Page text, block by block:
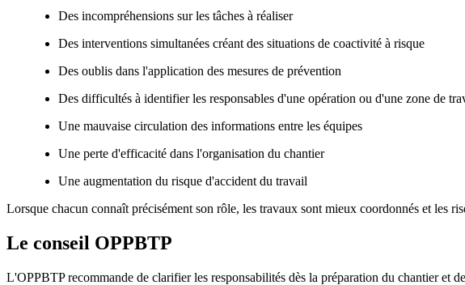
Des incompréhensions sur les tâches à réaliser
Des interventions simultanées créant des situations de coactivité à risque
Des oublis dans l'application des mesures de prévention
Des difficultés à identifier les responsables d'une opération ou d'une zone de
Une mauvaise circulation des informations entre les équipes
Une perte d'efficacité dans l'organisation du chantier
Une augmentation du risque d'accident du travail
Lorsque chacun connaît précisément son rôle, les travaux sont mieux coordonnés et les
Le conseil OPPBTP
L'OPPBTP recommande de clarifier les responsabilités dès la préparation du chantier et